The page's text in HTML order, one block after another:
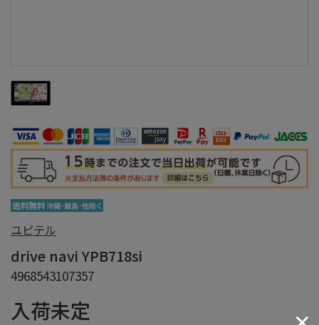
ユピテル
drive navi YPB718si
4968543107357
入荷未定